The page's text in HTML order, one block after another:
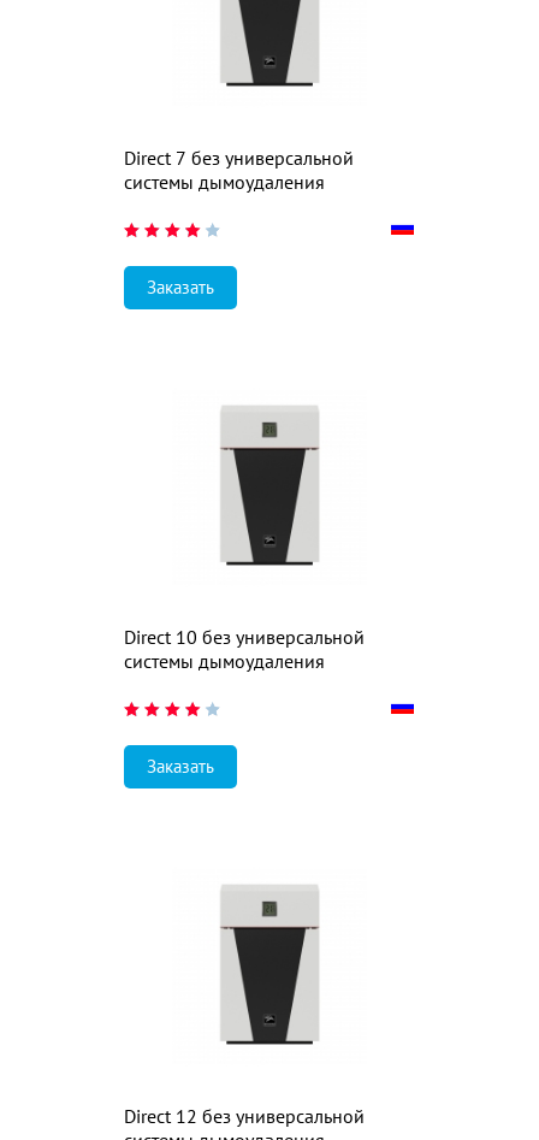
Direct 7 без универсальной
системы дымоудаления
Заказать
Direct 10 без универсальной
системы дымоудаления
Заказать
Direct 12 без универсальной